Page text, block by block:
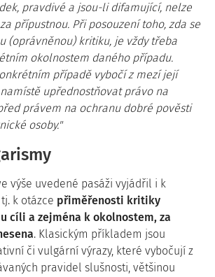
pravdivé a jsou-li difamující, nelze
přípustnou. Při posouzení toho, zda se
(oprávněnou) kritiku, je vždy třeba
okolnostem daného případu.
případě vybočí z mezí její
upřednostňovat právo na
právem na ochranu dobré pověsti
osoby."
výše uvedené pasáži vyjádřil i k
k otázce přiměřenosti kritiky
cíli a zejména k okolnostem, za
. Klasickým příkladem jsou
či vulgární výrazy, které vybočují z
pravidel slušnosti, většinou